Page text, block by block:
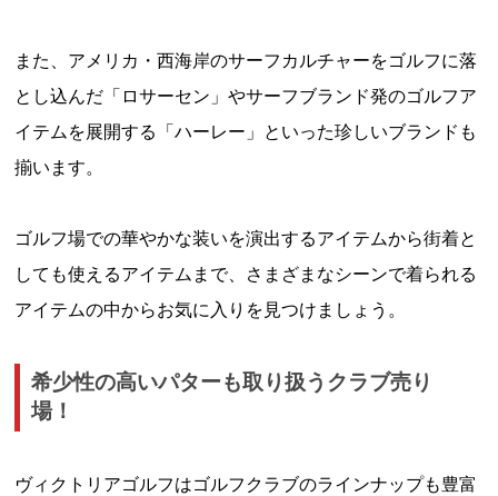
また、アメリカ・西海岸のサーフカルチャーをゴルフに落
とし込んだ「ロサーセン」やサーフブランド発のゴルフア
イテムを展開する「ハーレー」といった珍しいブランドも
揃います。
ゴルフ場での華やかな装いを演出するアイテムから街着と
しても使えるアイテムまで、さまざまなシーンで着られる
アイテムの中からお気に入りを見つけましょう。
希少性の高いパターも取り扱うクラブ売り
場！
ヴィクトリアゴルフはゴルフクラブのラインナップも豊富